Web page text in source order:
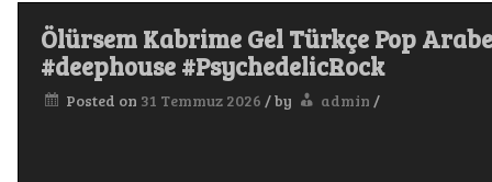
Ölürsem Kabrime Gel Türkçe Pop
#deephouse #PsychedelicRock
Posted on 31 Temmuz 2026 /by admin /